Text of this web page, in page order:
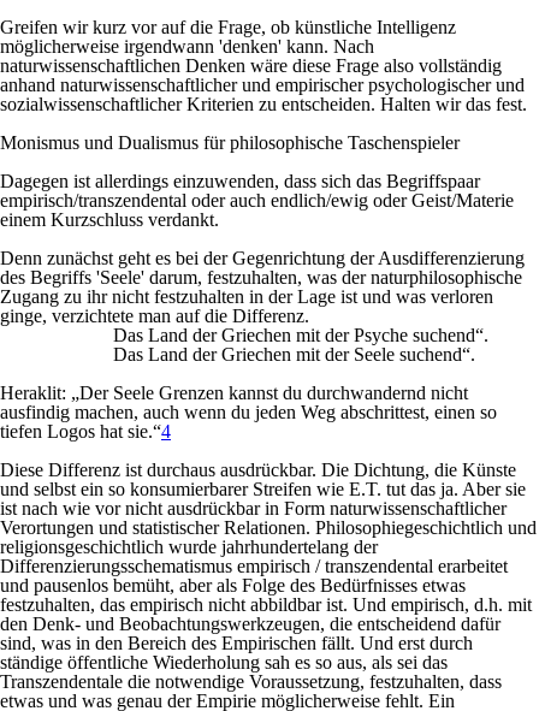
Greifen wir kurz vor auf die Frage, ob künstliche Intelligenz
möglicherweise irgendwann 'denken' kann. Nach
naturwissenschaftlichen Denken wäre diese Frage also vollständig
anhand naturwissenschaftlicher und empirischer psychologischer und
sozialwissenschaftlicher Kriterien zu entscheiden. Halten wir das fest.
Monismus und Dualismus für philosophische Taschenspieler
Dagegen ist allerdings einzuwenden, dass sich das Begriffspaar
empirisch/transzendental oder auch endlich/ewig oder Geist/Materie
einem Kurzschluss verdankt.
Denn zunächst geht es bei der Gegenrichtung der Ausdifferenzierung
des Begriffs 'Seele' darum, festzuhalten, was der naturphilosophische
Zugang zu ihr nicht festzuhalten in der Lage ist und was verloren
ginge, verzichtete man auf die Differenz.
Das Land der Griechen mit der Psyche suchend“.
Das Land der Griechen mit der Seele suchend“.
Heraklit: „Der Seele Grenzen kannst du durchwandernd nicht
ausfindig machen, auch wenn du jeden Weg abschrittest, einen so
tiefen Logos hat sie.“4
Diese Differenz ist durchaus ausdrückbar. Die Dichtung, die Künste
und selbst ein so konsumierbarer Streifen wie E.T. tut das ja. Aber sie
ist nach wie vor nicht ausdrückbar in Form naturwissenschaftlicher
Verortungen und statistischer Relationen. Philosophiegeschichtlich und
religionsgeschichtlich wurde jahrhundertelang der
Differenzierungsschematismus empirisch / transzendental erarbeitet
und pausenlos bemüht, aber als Folge des Bedürfnisses etwas
festzuhalten, das empirisch nicht abbildbar ist. Und empirisch, d.h. mit
den Denk- und Beobachtungswerk­zeugen, die entscheidend dafür
sind, was in den Bereich des Empirischen fällt. Und erst durch
ständige öffentliche Wiederholung sah es so aus, als sei das
Transzendentale die notwendige Voraussetzung, festzuhalten, dass
etwas und was genau der Empirie möglicherweise fehlt. Ein